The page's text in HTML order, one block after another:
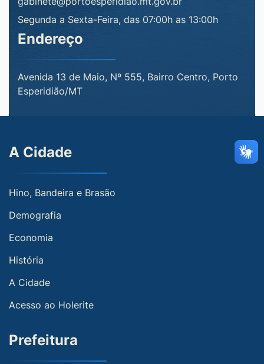
Segunda a Sexta-Feira, das 07:00h as 13:00h
Endereço
Avenida 13 de Maio, Nº 555, Bairro Centro, Porto
Esperidião/MT
A Cidade
Hino, Bandeira e Brasão
Demografia
Economia
História
A Cidade
Acesso ao Holerite
Prefeitura